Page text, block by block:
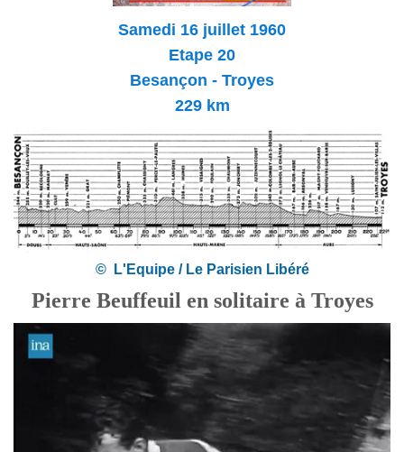
Samedi 16 juillet 1960
Etape 20
Besançon - Troyes
229 km
© L'Equipe / Le Parisien Libéré
Pierre Beuffeuil en solitaire à Troyes